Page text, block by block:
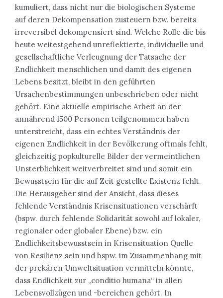
kumuliert, dass nicht nur die biologischen Systeme
auf deren Dekompensation zusteuern bzw. bereits
irreversibel dekompensiert sind. Welche Rolle die bis
heute weitestgehend unreflektierte, individuelle und
gesellschaftliche Verleugnung der Tatsache der
Endlichkeit menschlichen und damit des eigenen
Lebens besitzt, bleibt in den geführten
Ursachenbestimmungen unbeschrieben oder nicht
gehört. Eine aktuelle empirische Arbeit an der
annährend 1500 Personen teilgenommen haben
unterstreicht, dass ein echtes Verständnis der
eigenen Endlichkeit in der Bevölkerung oftmals fehlt,
gleichzeitig popkulturelle Bilder der vermeintlichen
Unsterblichkeit weitverbreitet sind und somit ein
Bewusstsein für die auf Zeit gestellte Existenz fehlt.
Die Herausgeber sind der Ansicht, dass dieses
fehlende Verständnis Krisensituationen verschärft
(bspw. durch fehlende Solidarität sowohl auf lokaler,
regionaler oder globaler Ebene) bzw. ein
Endlichkeitsbewusstsein in Krisensituation Quelle
von Resilienz sein und bspw. im Zusammenhang mit
der prekären Umweltsituation vermitteln könnte,
dass Endlichkeit zur „conditio humana“ in allen
Lebensvollzügen und -bereichen gehört. In